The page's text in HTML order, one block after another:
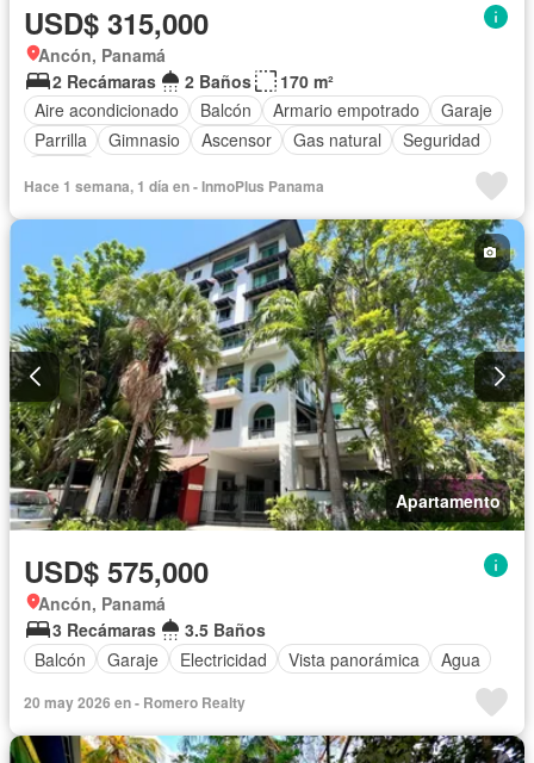
USD$ 315,000
Ancón, Panamá
2 Recámaras
2 Baños
170 m²
Aire acondicionado
Balcón Armario empotrado
Garaje
Parrilla
Gimnasio Ascensor Gas natural
Seguridad
Hace 1 semana, 1 día en - InmoPlus Panama
Apartamento
USD$ 575,000
Ancón, Panamá
3 Recámaras
3.5 Baños
Balcón
Garaje Electricidad Vista panorámica Agua
20 may 2026 en - Romero Realty